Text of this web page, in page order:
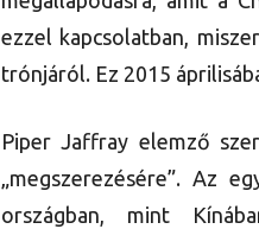
ezzel kapcsolatban,
trónjáról. Ez 2015
Piper Jaffray elemző
„megszerezésére”. Az
országban, mint